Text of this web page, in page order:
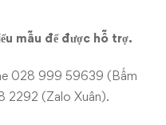
mẫu để được hỗ trợ.
028 999 59639 (Bấm
2292 (Zalo Xuân).